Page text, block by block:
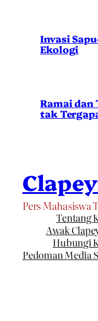
Invasi
Ekologi
Ramai dan
tak
Pers Mahasiswa
Tentang
Awak
Hubungi
Pedoman Media